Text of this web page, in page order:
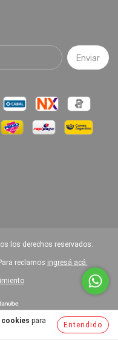
cookies para
Entendido
los derechos reservados.
reclamos ingresá acá.